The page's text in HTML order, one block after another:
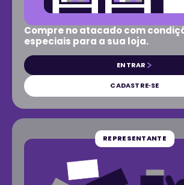
Compre no atacado com
especiais para a sua loja.
ENTRAR
CADASTRE‑SE
REPRESENTANTE